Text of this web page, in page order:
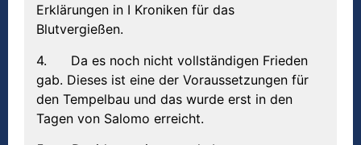
Erklärungen in I Kroniken für das
Blutvergießen.
4. Da es noch nicht vollständigen Frieden
gab. Dieses ist eine der Voraussetzungen für
den Tempelbau und das wurde erst in den
Tagen von Salomo erreicht.